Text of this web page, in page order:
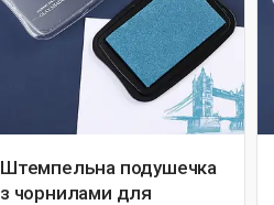
Штемпельна подушечка
з чорнилами для